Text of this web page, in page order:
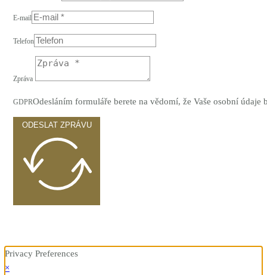
E-mail
Telefon
Zpráva
GDPROdesláním formuláře berete na vědomí, že Vaše osobní
ODESLAT ZPRÁVU
Privacy Preferences
×